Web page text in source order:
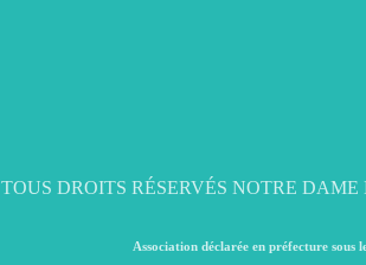
TOUS DROITS RÉSERVÉS NOTRE DAME
Association déclarée en préfecture sous